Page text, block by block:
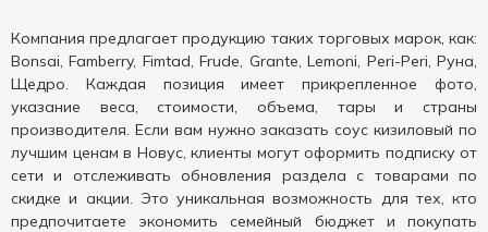
Компания предлагает продукцию таких торговых марок, как:
Bonsai, Famberry, Fimtad, Frude, Grante, Lemoni, Peri-Peri, Руна,
Щедро. Каждая позиция имеет прикрепленное фото,
указание веса, стоимости, объема, тары и страны
производителя. Если вам нужно заказать соус кизиловый по
лучшим ценам в Новус, клиенты могут оформить подписку от
сети и отслеживать обновления раздела с товарами по
скидке и акции. Это уникальная возможность для тех, кто
предпочитаете экономить семейный бюджет и покупать